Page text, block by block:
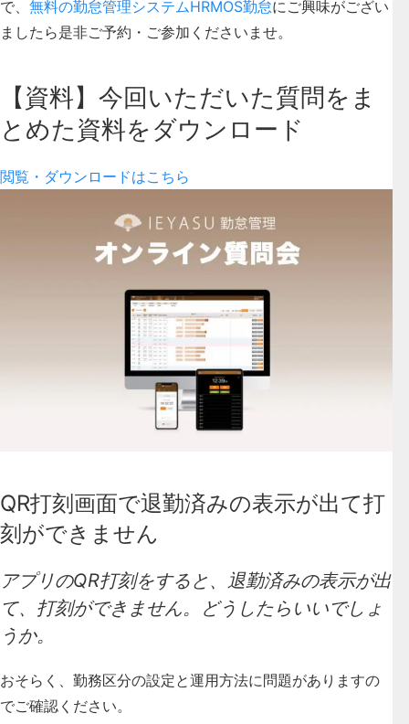
で、 無料の勤怠管理システムHRMOS勤怠にご興味がござい
ましたら是非ご予約・ご参加くださいませ。
【資料】今回いただいた質問をま
とめた資料をダウンロード
閲覧・ダウンロードはこちら
QR打刻画面で退勤済みの表示が出て打
刻ができません
アプリのQR打刻をすると、退勤済みの表示が出
て、打刻ができません。どうしたらいいでしょ
うか。
おそらく、勤務区分の設定と運用方法に問題がありますの
でご確認ください。